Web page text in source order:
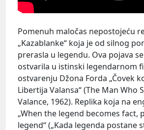
Pomenuh maločas nepostojeću
„Kazablanke“ koja je od silnog
prerasla u legendu. Ova pojava
ostvarila u istinski legendarnom
ostvarenju Džona Forda „Čovek
Libertija Valansa“ (The Man Who
Valance, 1962). Replika koja na
„When the legend becomes fact,
legend“ („Kada legenda postane